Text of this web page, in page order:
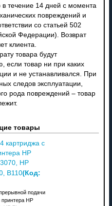
в течение 14 дней с момента
повреждений и
со статьей 502
Федерации). Возврат
клиента.
товара будут
если товар ни при каких
и не устанавливался. При
следов эксплуатации,
рода повреждений – товар
товары
картриджа с
HP
HP
B110(Код:
подачи
HP